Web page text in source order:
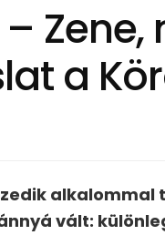
a
vált: